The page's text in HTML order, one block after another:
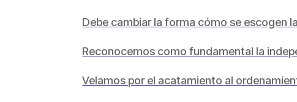
Debe cambiar la forma cómo se escogen
Reconocemos como fundamental la
Velamos por el acatamiento al